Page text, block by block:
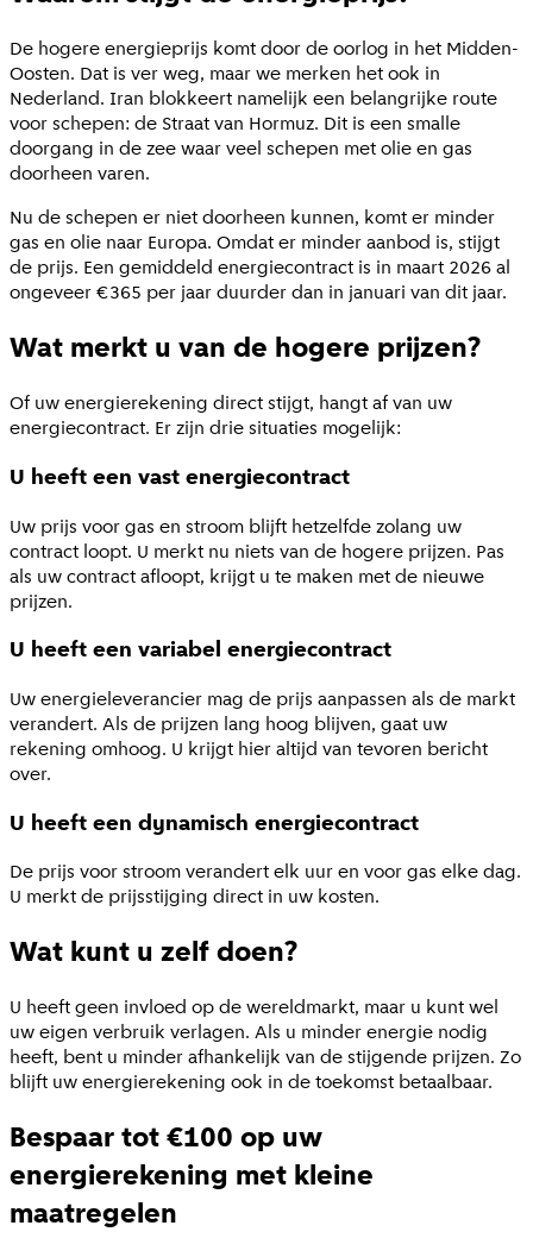
De hogere energieprijs komt door de oorlog in het Midden-
Oosten. Dat is ver weg, maar we merken het ook in
Nederland. Iran blokkeert namelijk een belangrijke route
voor schepen: de Straat van Hormuz. Dit is een smalle
doorgang in de zee waar veel schepen met olie en gas
doorheen varen.
Nu de schepen er niet doorheen kunnen, komt er minder
gas en olie naar Europa. Omdat er minder aanbod is, stijgt
de prijs. Een gemiddeld energiecontract is in maart 2026 al
ongeveer €365 per jaar duurder dan in januari van dit jaar.
Wat merkt u van de hogere prijzen?
Of uw energierekening direct stijgt, hangt af van uw
energiecontract. Er zijn drie situaties mogelijk:
U heeft een vast energiecontract
Uw prijs voor gas en stroom blijft hetzelfde zolang uw
contract loopt. U merkt nu niets van de hogere prijzen. Pas
als uw contract afloopt, krijgt u te maken met de nieuwe
prijzen.
U heeft een variabel energiecontract
Uw energieleverancier mag de prijs aanpassen als de markt
verandert. Als de prijzen lang hoog blijven, gaat uw
rekening omhoog. U krijgt hier altijd van tevoren bericht
over.
U heeft een dynamisch energiecontract
De prijs voor stroom verandert elk uur en voor gas elke dag.
U merkt de prijsstijging direct in uw kosten.
Wat kunt u zelf doen?
U heeft geen invloed op de wereldmarkt, maar u kunt wel
uw eigen verbruik verlagen. Als u minder energie nodig
heeft, bent u minder afhankelijk van de stijgende prijzen. Zo
blijft uw energierekening ook in de toekomst betaalbaar.
Bespaar tot €100 op uw
energierekening met kleine
maatregelen